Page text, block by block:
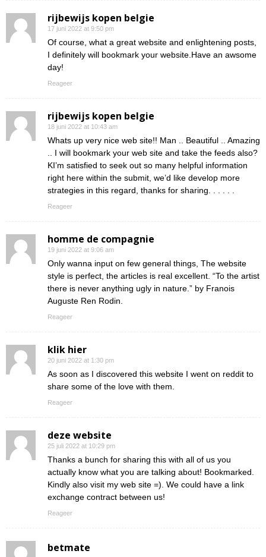
rijbewijs kopen belgie
17 juni 2022 at 9:50 pm
Of course, what a great website and enlightening posts,
I definitely will bookmark your website.Have an awsome
day!
Reageer
rijbewijs kopen belgie
18 juni 2022 at 10:43 am
Whats up very nice web site!! Man .. Beautiful .. Amazing
.. I will bookmark your web site and take the feeds also?
KI’m satisfied to seek out so many helpful information
right here within the submit, we’d like develop more
strategies in this regard, thanks for sharing. . . . . .
Reageer
homme de compagnie
19 juni 2022 at 9:06 am
Only wanna input on few general things, The website
style is perfect, the articles is real excellent. “To the artist
there is never anything ugly in nature.” by Franois
Auguste Ren Rodin.
Reageer
klik hier
20 juni 2022 at 1:30 pm
As soon as I discovered this website I went on reddit to
share some of the love with them.
Reageer
deze website
25 juli 2022 at 10:29 pm
Thanks a bunch for sharing this with all of us you
actually know what you are talking about! Bookmarked.
Kindly also visit my web site =). We could have a link
exchange contract between us!
Reageer
betmate